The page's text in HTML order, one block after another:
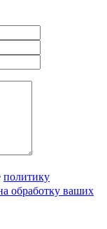
политику
обработку ваших